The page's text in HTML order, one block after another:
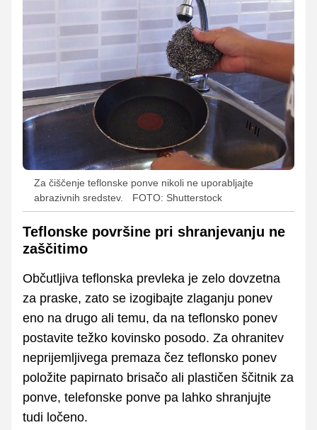
Za čiščenje teflonske ponve nikoli ne uporabljajte
abrazivnih sredstev.
FOTO: Shutterstock
Teflonske površine pri shranjevanju ne
zaščitimo
Občutljiva teflonska prevleka je zelo dovzetna
za praske, zato se izogibajte zlaganju ponev
eno na drugo ali temu, da na teflonsko ponev
postavite težko kovinsko posodo. Za ohranitev
neprijemljivega premaza čez teflonsko ponev
položite papirnato brisačo ali plastičen ščitnik za
ponve, telefonske ponve pa lahko shranjujte
tudi ločeno.